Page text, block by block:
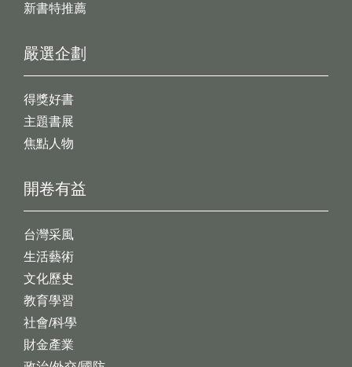
新書特推薦
開卷有益
台灣采風
生活藝術
文化歷史
教育學習
社會/科學
財金產業
嚴選企劃
得獎好書
主題書展
焦點人物